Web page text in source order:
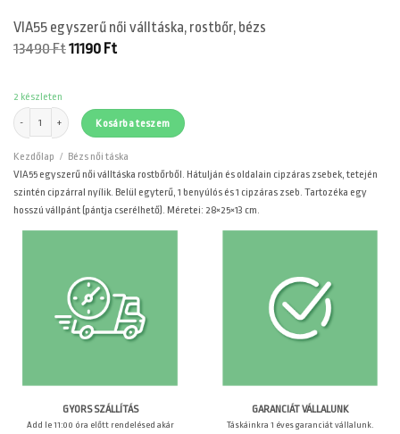
VIA55 egyszerű női válltáska, rostbőr, bézs
13490FtOriginal
11190 FtCurrent
2 készleten
VIA55 egyszerű női válltáska, rostbőr, bézs mennyiség
Kosárba teszem
Kezdőlap / Bézs női táska
VIA55 egyszerű női válltáska rostbőrből. Hátulján és oldalain cipzáras zsebek, tetején
szintén cipzárral nyílik. Belül egyterű, 1 benyúlós és 1 cipzáras zseb. Tartozéka egy
hosszú vállpánt (pántja cserélhető). Méretei: 28×25×13 cm.
GYORS SZÁLLÍTÁS
Add le 11:00 óra előtt rendelésed akár
GARANCIÁT VÁLLALUNK
Táskáinkra 1 éves garanciát vállalunk.